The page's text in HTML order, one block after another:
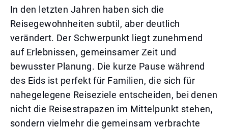
In den letzten Jahren haben sich die
Reisegewohnheiten subtil, aber deutlich
verändert. Der Schwerpunkt liegt zunehmend
auf Erlebnissen, gemeinsamer Zeit und
bewusster Planung. Die kurze Pause während
des Eids ist perfekt für Familien, die sich für
nahegelegene Reiseziele entscheiden, bei denen
nicht die Reisestrapazen im Mittelpunkt stehen,
sondern vielmehr die gemeinsam verbrachte